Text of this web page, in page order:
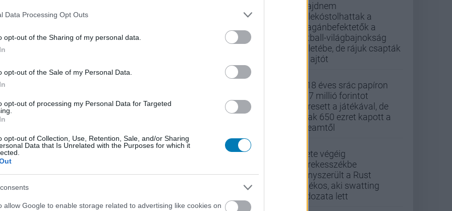
Data Processing Opt Outs
opt-out of the Sharing of my personal data.
opt-out of the Sale of my Personal Data.
opt-out of processing my Personal Data for Targeted
opt-out of Collection, Use, Retention, Sale, and/or Sharing
Data that Is Unrelated with the Purposes for which it
allow Google to enable storage related to advertising like cookies on
vásárlásra bírni azokat is, akiket nem győzött
ezúttal az egyjátékos kampány sem marad ki és
a többjátékos mód, hanem mindhárom
Wars Battlefront II kampányának főszereplője, aki
a Birodalom egyik katonája, az Infernó osztag
is megjelenik), név szerint Iden Versio. Fontos az is,
sztori teljes mértékben a kánon részét képezi
Battlefront II PS4-re, Xbox One-ra, és PC-re érkezik
Majdnem
belekóstolhattak a
magánbefektetők a
futball-világbajnokság
üzletébe, de rájuk csapták
az ajtót
A 18 éves srác papíron
437 millió forintot
keresett a játékával, de
csak 650 ezret kapott a
Steamtől
Élete végéig
kerekesszékbe
kényszerült a Rust
játékos, aki swatting
áldozata lett